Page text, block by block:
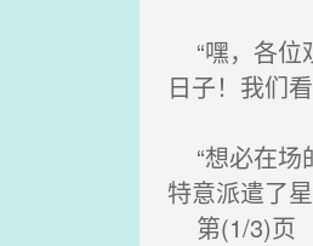
“嘿，各位
日子！我们
“想必在场
特意派遣了
第(1/3)页